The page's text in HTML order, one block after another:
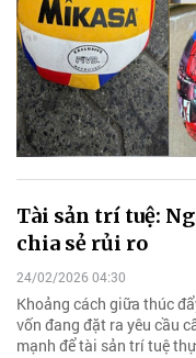
Tài sản trí tuệ:
chia sẻ rủi ro
24/02/2026 04:30
Khoảng cách giữa thúc
vốn đang đặt ra yêu cầu
mạnh để tài sản trí tuệ